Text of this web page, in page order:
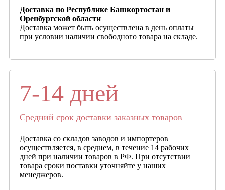
Доставка по Республике Башкортостан и
Оренбургской области
Доставка может быть осуществлена в день оплаты
при условии наличии свободного товара на складе.
7-14 дней
Средний срок доставки заказных товаров
Доставка со складов заводов и импортеров
осуществляется, в среднем, в течение 14 рабочих
дней при наличии товаров в РФ. При отсутствии
товара сроки поставки уточняйте у наших
менеджеров.